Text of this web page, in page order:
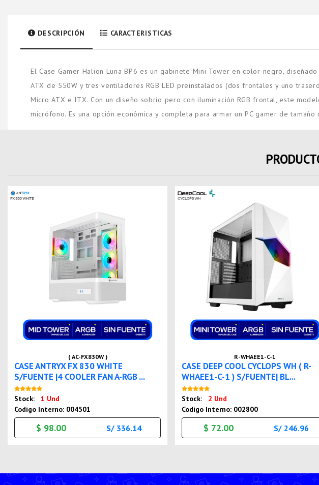
DESCRIPCIÓN CARACTERISTICAS
El Case Gamer Halion Luna BP6 es un gabinete Mini Tower en color negro,
ATX de 550W y tres ventiladores RGB LED preinstalados (dos frontales y uno
Micro ATX e ITX. Con un diseño sobrio pero con iluminación RGB frontal, este
micrófono. Es una opción económica y completa para armar un PC gamer de tamaño
( AC-FX830W )
CASE ANTRYX FX 830 WHITE
S/FUENTE |4 COOLER FAN A-RGB ...
Stock:
1 Und
Codigo Interno: 004501
$ 98.00 S/ 336.14
R-WHAEE1-C-1
CASE DEEP COOL CYCLOPS WH ( R-
WHAEE1-C-1 ) S/FUENTE| BL...
Stock:
2 Und
Codigo Interno: 002800
$ 72.00 S/ 246.96